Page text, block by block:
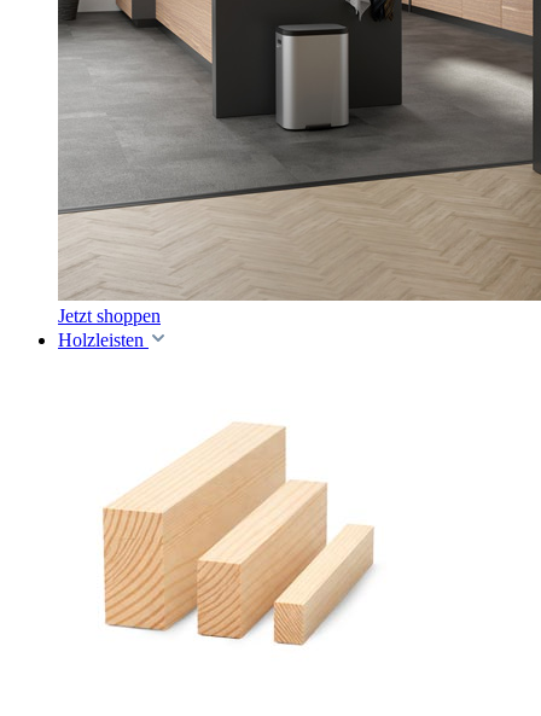
Jetzt shoppen
Holzleisten